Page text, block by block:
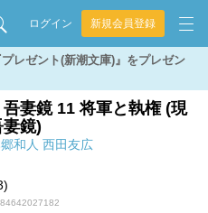
ログイン 新規会員登録
レゼント(新潮文庫)』をプレゼン
妻鏡 11 将軍と執権 (現
鏡)
和人 西田友広